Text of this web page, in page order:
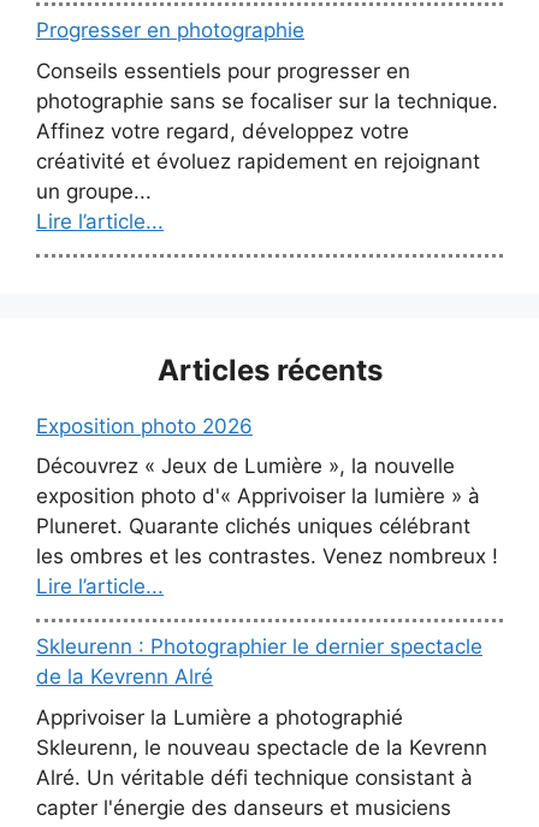
Progresser en photographie
Conseils essentiels pour progresser en
photographie sans se focaliser sur la technique.
Affinez votre regard, développez votre
créativité et évoluez rapidement en rejoignant
un groupe...
Lire l’article...
Articles récents
Exposition photo 2026
Découvrez « Jeux de Lumière », la nouvelle
exposition photo d'« Apprivoiser la lumière » à
Pluneret. Quarante clichés uniques célébrant
les ombres et les contrastes. Venez nombreux !
Lire l’article...
Skleurenn : Photographier le dernier spectacle
de la Kevrenn Alré
Apprivoiser la Lumière a photographié
Skleurenn, le nouveau spectacle de la Kevrenn
Alré. Un véritable défi technique consistant à
capter l'énergie des danseurs et musiciens